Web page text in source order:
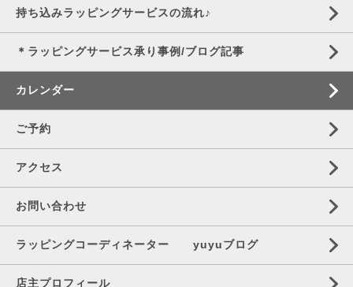
持ち込みラッピングサービスの流れ♪
＊ラッピングサービス承り事例/ブログ記事
カレンダー
ご予約
アクセス
お問い合わせ
ラッピングコーディネーター yuyuブログ
店主プロフィール